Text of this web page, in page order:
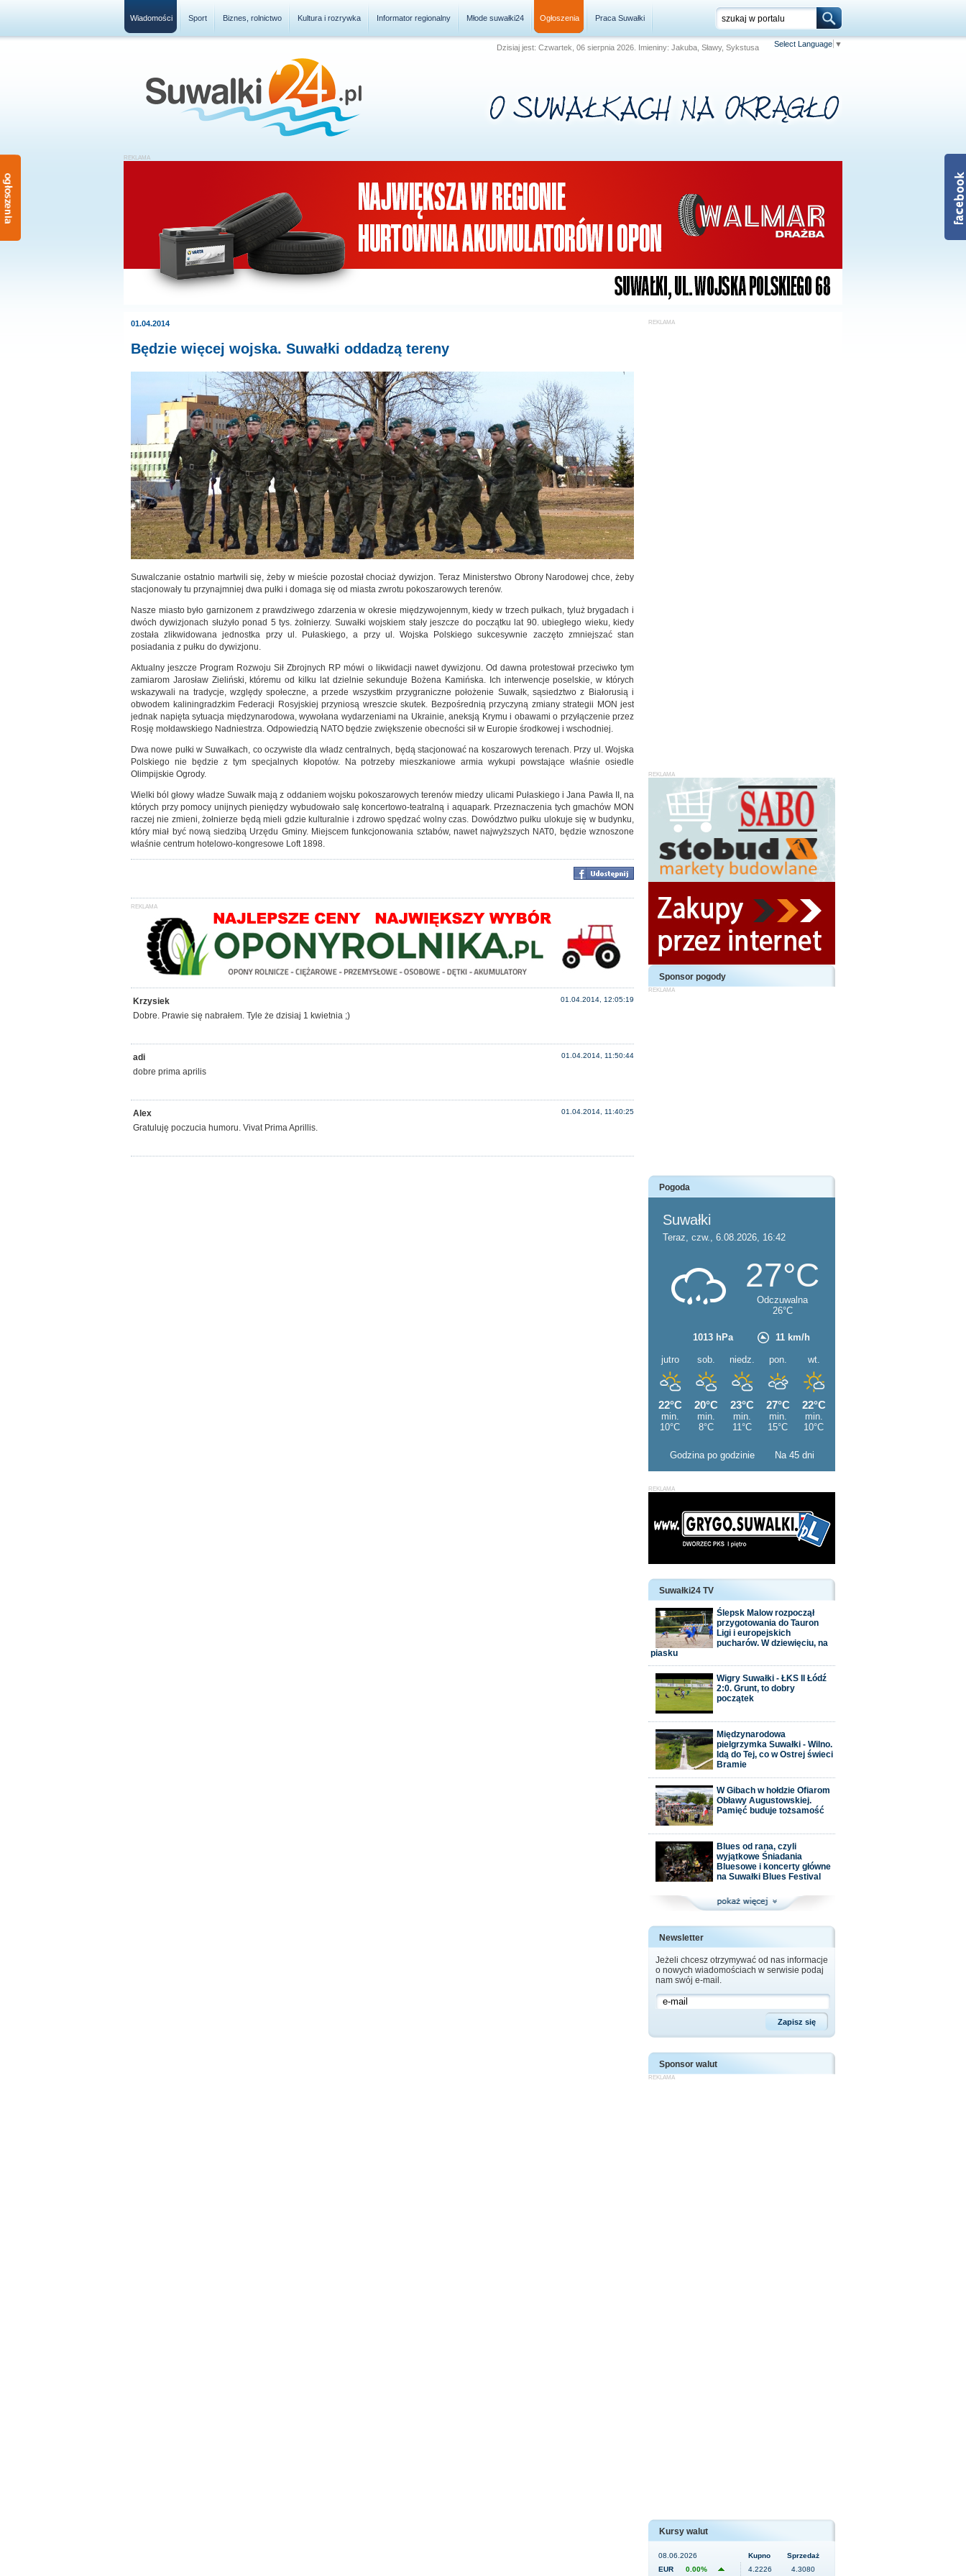
Wiadomości Sport Biznes, rolnictwo Kultura i rozrywka Informator regionalny Młode suwałki24 Ogłoszenia Praca Suwałki
Dzisiaj jest: Czwartek, 06 sierpnia 2026. Imieniny: Jakuba, Sławy, Sykstusa Select Language ▼
01.04.2014
Będzie więcej wojska. Suwałki oddadzą tereny
Suwalczanie ostatnio martwili się, żeby w mieście pozostał chociaż dywizjon. Teraz Ministerstwo Obrony Narodowej chce, żeby
stacjonowały tu przynajmniej dwa pułki i domaga się od miasta zwrotu pokoszarowych terenów.
Nasze miasto było garnizonem z prawdziwego zdarzenia w okresie międzywojennym, kiedy w trzech pułkach, tyluż brygadach i
dwóch dywizjonach służyło ponad 5 tys. żołnierzy. Suwałki wojskiem stały jeszcze do początku lat 90. ubiegłego wieku, kiedy
została zlikwidowana jednostka przy ul. Pułaskiego, a przy ul. Wojska Polskiego sukcesywnie zaczęto zmniejszać stan
posiadania z pułku do dywizjonu.
Aktualny jeszcze Program Rozwoju Sił Zbrojnych RP mówi o likwidacji nawet dywizjonu. Od dawna protestował przeciwko tym
zamiarom Jarosław Zieliński, któremu od kilku lat dzielnie sekunduje Bożena Kamińska. Ich interwencje poselskie, w których
wskazywali na tradycje, względy społeczne, a przede wszystkim przygraniczne położenie Suwałk, sąsiedztwo z Białorusią i
obwodem kaliningradzkim Federacji Rosyjskiej przyniosą wreszcie skutek. Bezpośrednią przyczyną zmiany strategii MON jest
jednak napięta sytuacja międzynarodowa, wywołana wydarzeniami na Ukrainie, aneksją Krymu i obawami o przyłączenie przez
Rosję mołdawskiego Nadniestrza. Odpowiedzią NATO będzie zwiększenie obecności sił w Europie środkowej i wschodniej.
Dwa nowe pułki w Suwałkach, co oczywiste dla władz centralnych, będą stacjonować na koszarowych terenach. Przy ul. Wojska
Polskiego nie będzie z tym specjalnych kłopotów. Na potrzeby mieszkaniowe armia wykupi powstające właśnie osiedle
Olimpijskie Ogrody.
Wielki ból głowy władze Suwałk mają z oddaniem wojsku pokoszarowych terenów miedzy ulicami Pułaskiego i Jana Pawła II, na
których przy pomocy unijnych pieniędzy wybudowało salę koncertowo-teatralną i aquapark. Przeznaczenia tych gmachów MON
raczej nie zmieni, żołnierze będą mieli gdzie kulturalnie i zdrowo spędzać wolny czas. Dowództwo pułku ulokuje się w budynku,
który miał być nową siedzibą Urzędu Gminy. Miejscem funkcjonowania sztabów, nawet najwyższych NAT0, będzie wznoszone
właśnie centrum hotelowo-kongresowe Loft 1898.
01.04.2014, 12:05:19
Krzysiek
Dobre. Prawie się nabrałem. Tyle że dzisiaj 1 kwietnia ;)
01.04.2014, 11:50:44
adi
dobre prima aprilis
01.04.2014, 11:40:25
Alex
Gratuluję poczucia humoru. Vivat Prima Aprillis.
Sponsor pogody
Pogoda
Godzina po godzinie Na 45 dni
Suwałki24 TV
Ślepsk Malow rozpoczął
przygotowania do Tauron
Ligi i europejskich
pucharów. W dziewięciu, na
piasku
Wigry Suwałki - ŁKS II Łódź
2:0. Grunt, to dobry
początek
Międzynarodowa
pielgrzymka Suwałki - Wilno.
Idą do Tej, co w Ostrej świeci
Bramie
W Gibach w hołdzie Ofiarom
Obławy Augustowskiej.
Pamięć buduje tożsamość
Blues od rana, czyli
wyjątkowe Śniadania
Bluesowe i koncerty główne
na Suwałki Blues Festival
Newsletter
Jeżeli chcesz otrzymywać od nas informacje
o nowych wiadomościach w serwisie podaj
nam swój e-mail.
Sponsor walut
Kursy walut
08.06.2026 Kupno
Sprzedaż
EUR
0.00% 4.2226 4.3080